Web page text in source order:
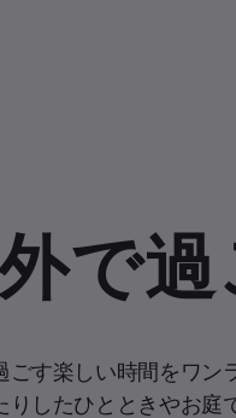
で
ごす楽しい時間をワン
りしたひとときやお庭